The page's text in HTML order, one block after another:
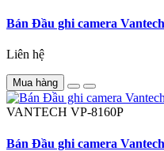
Bán Đầu ghi camera
Liên hệ
Mua hàng
VANTECH VP-8160P
Bán Đầu ghi camera